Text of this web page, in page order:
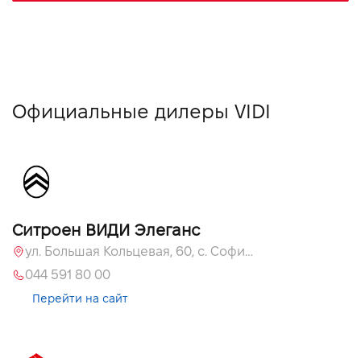
Официальные дилеры VIDI
Ситроен ВИДИ Элеганс
ул. Большая Кольцевая, 60, с. Софиевская Борщаговка, Киевская обл., 08131
044 591 80 00
Перейти на сайт